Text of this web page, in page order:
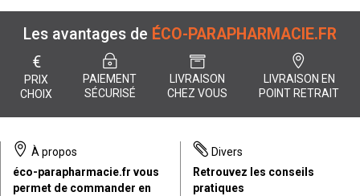
Les avantages de ÉCO-PARAPHARMACIE.FR
€
PRIX
CHOIX
PAIEMENT
SÉCURISÉ
LIVRAISON
CHEZ VOUS
LIVRAISON EN
POINT RETRAIT
À propos
éco-parapharmacie.fr vous
permet de commander en
Divers
Retrouvez les conseils
pratiques